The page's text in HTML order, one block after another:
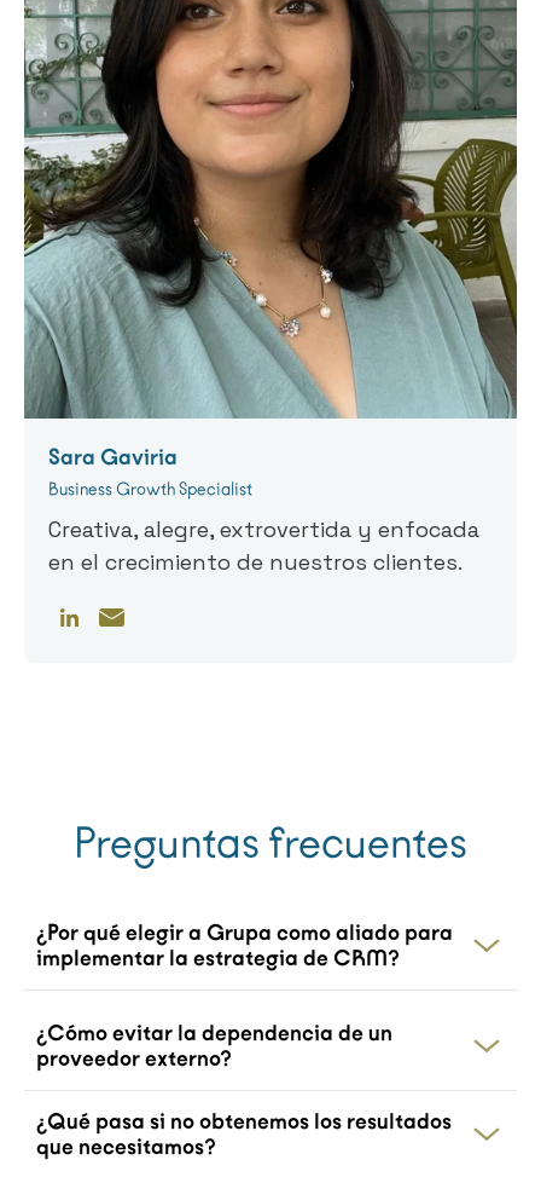
Sara Gaviria
Business Growth Specialist
Creativa, alegre, extrovertida y enfocada
en el crecimiento de nuestros clientes.
Preguntas frecuentes
¿Por qué elegir a Grupa como aliado para
implementar la estrategia de CRM?
aproximación integral, que combina la
cultura, con un enfoque centrado en el
cliente y en el empoderamiento del equipo.
¿Cómo evitar la dependencia de un
proveedor externo?
HubSpot es una plataforma que se basa en
su arquitectura intuitiva, en estar diseñado
¿Qué pasa si no obtenemos los resultados
que necesitamos?